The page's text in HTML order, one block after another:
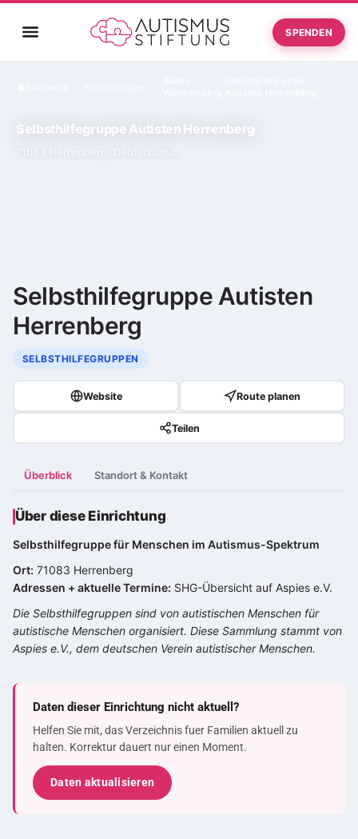
SPENDEN
Selbsthilfegruppe Autisten Herrenberg
71083 Herrenberg, Deutschland
Selbsthilfegruppe Autisten
Herrenberg
SELBSTHILFEGRUPPEN
Website Route planen
Teilen
Überblick Standort & Kontakt
Über diese Einrichtung
Selbsthilfegruppe für Menschen im Autismus-Spektrum
Ort: 71083 Herrenberg
Adressen + aktuelle Termine: SHG-Übersicht auf Aspies e.V.
Die Selbsthilfegruppen sind von autistischen Menschen für
autistische Menschen organisiert. Diese Sammlung stammt von
Aspies e.V., dem deutschen Verein autistischer Menschen.
Daten dieser Einrichtung nicht aktuell?
Helfen Sie mit, das Verzeichnis fuer Familien aktuell zu
halten. Korrektur dauert nur einen Moment.
Daten aktualisieren